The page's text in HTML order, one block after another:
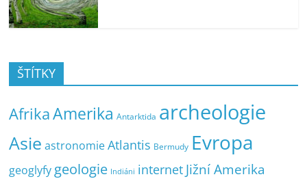
ŠTÍTKY
AfrikaAmerika Antarktida archeologie
Asie astronomie Atlantis Bermudy Evropa
geoglyfy geologie Indiáni internet Jižní Amerika